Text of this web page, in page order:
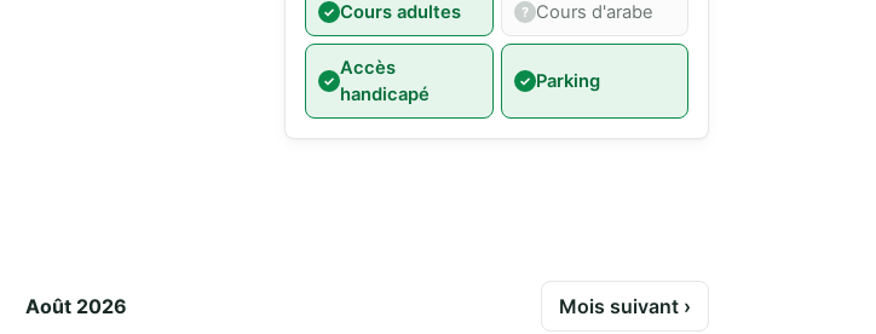
Cours adultes Cours d'arabe
Accès
handicapé
Parking
Août 2026 Mois suivant ›